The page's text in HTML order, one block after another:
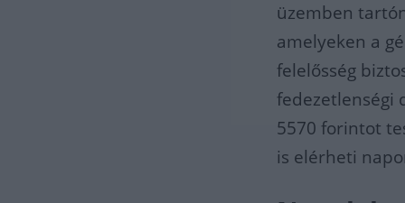
üzemben
amelyeken a
felelősség
fedezetlenségi
5570 forintot
is elérheti